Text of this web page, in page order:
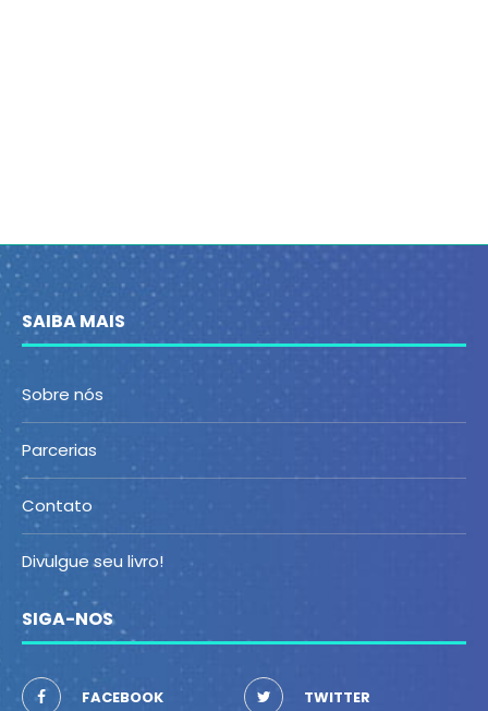
SAIBA MAIS
Sobre nós
Parcerias
Contato
Divulgue seu livro!
SIGA-NOS
FACEBOOK TWITTER